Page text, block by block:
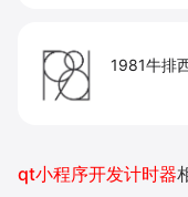
1981牛排
qt小程序开发计时器